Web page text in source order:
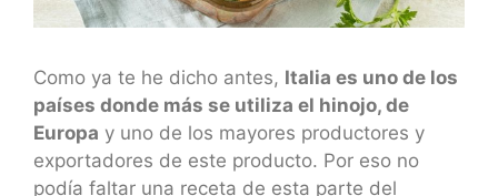
Como ya te he dicho antes, Italia es uno de los
países donde más se utiliza el hinojo, de
Europa y uno de los mayores productores y
exportadores de este producto. Por eso no
podía faltar una receta de esta parte del